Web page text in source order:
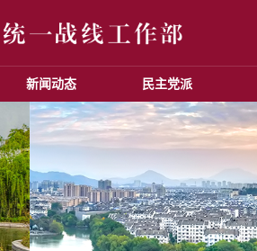
新闻动态 民主党派